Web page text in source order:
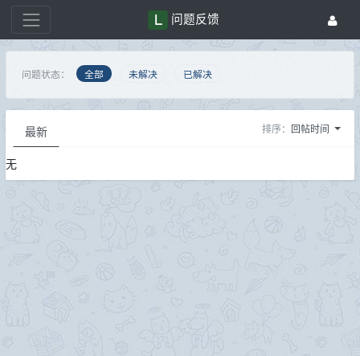
问题反馈
问题状态： 全部 未解决 已解决
最新 排序： 回帖时间
无